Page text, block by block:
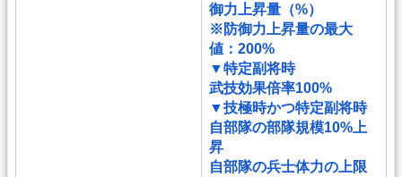
御力上昇量（%）
※防御力上昇量の最大
値：200%
▼特定副将時
武技効果倍率100%
▼技極時かつ特定副将時
自部隊の部隊規模10%上
昇
自部隊の兵士体力の上限